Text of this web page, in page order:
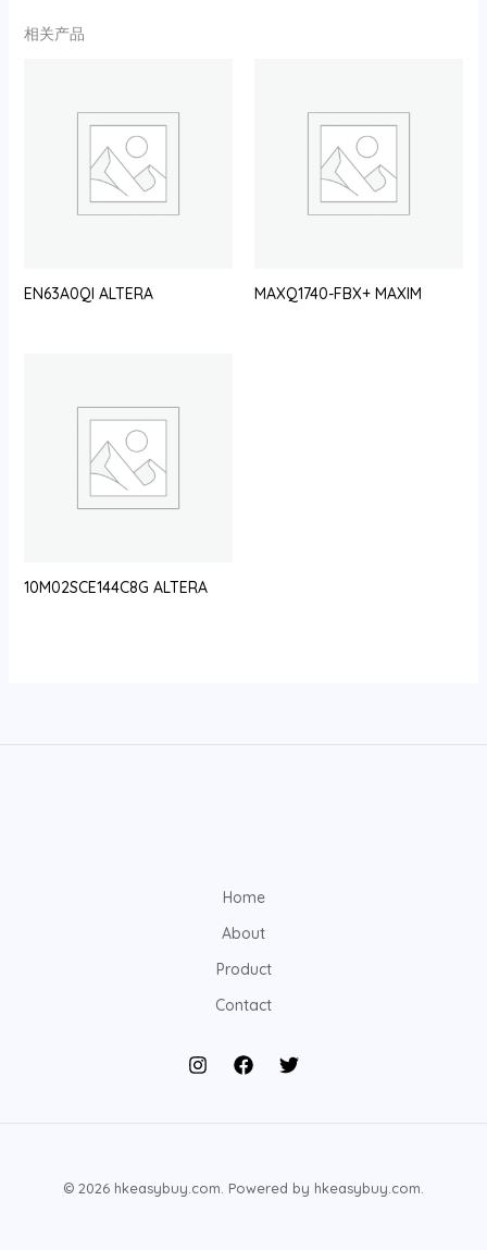
相关产品
EN63A0QI ALTERA MAXQ1740-FBX+ MAXIM
10M02SCE144C8G ALTERA
Home
About
Product
Contact
© 2026 hkeasybuy.com. Powered by hkeasybuy.com.